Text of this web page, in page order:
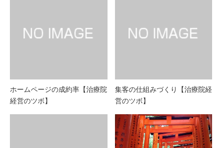
ホームページの成約率【治療院
経営のツボ】
集客の仕組みづくり【治療院経
営のツボ】